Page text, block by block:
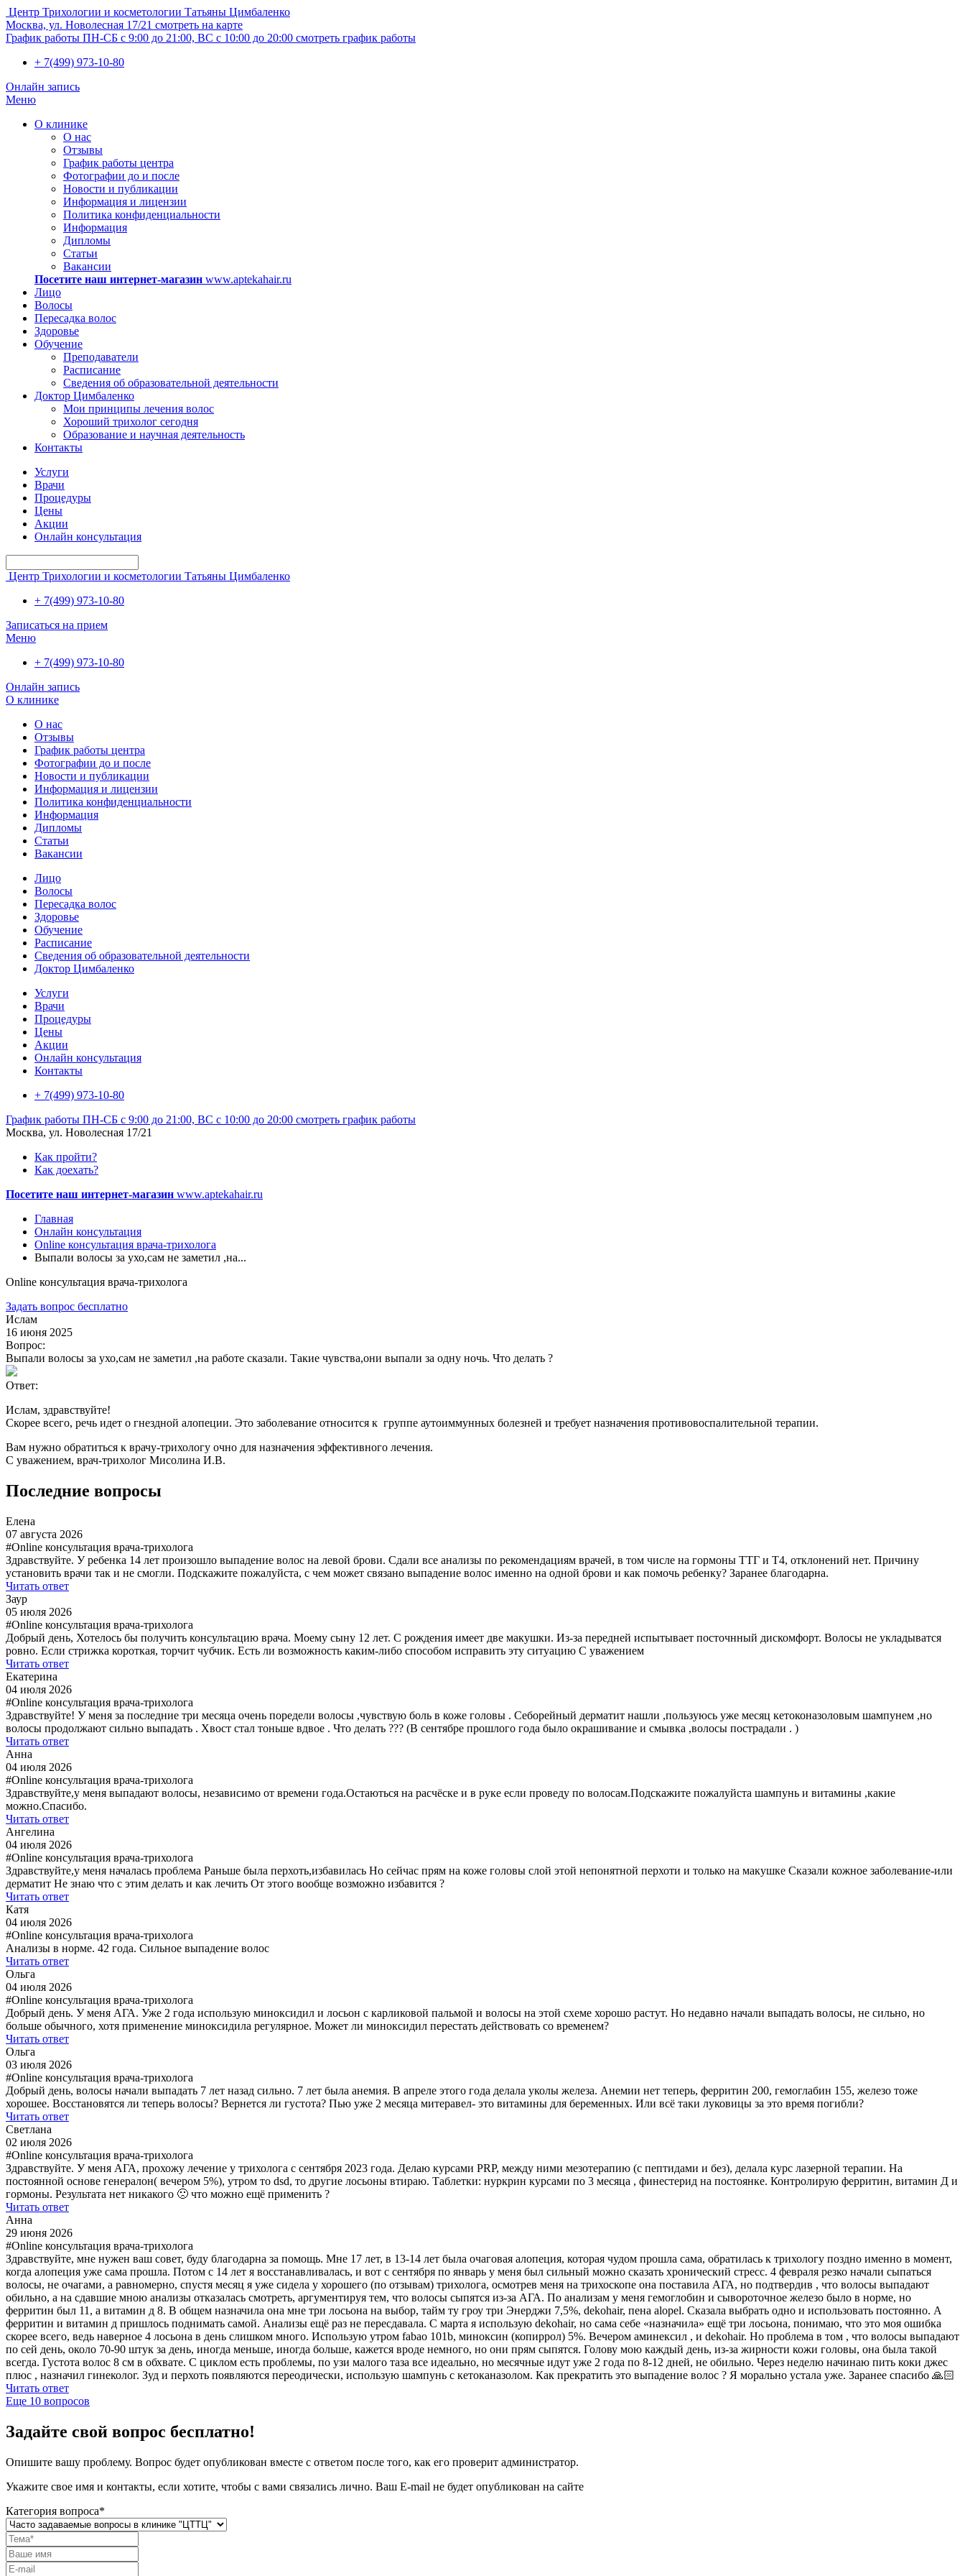
Центр Трихологии и косметологии Татьяны Цимбаленко
Москва, ул. Новолесная 17/21 смотреть на карте
График работы ПН-СБ с 9:00 до 21:00, ВС с 10:00 до 20:00 смотреть график работы
+ 7(499) 973-10-80
Онлайн запись
Меню
О клинике
О нас
Отзывы
График работы центра
Фотографии до и после
Новости и публикации
Информация и лицензии
Политика конфиденциальности
Информация
Дипломы
Статьи
Вакансии
Посетите наш интернет-магазин www.aptekahair.ru
Лицо
Волосы
Пересадка волос
Здоровье
Обучение
Преподаватели
Расписание
Сведения об образовательной деятельности
Доктор Цимбаленко
Мои принципы лечения волос
Хороший трихолог сегодня
Образование и научная деятельность
Контакты
Услуги
Врачи
Процедуры
Цены
Акции
Онлайн консультация
Центр Трихологии и косметологии Татьяны Цимбаленко
+ 7(499) 973-10-80
Записаться на прием
Меню
+ 7(499) 973-10-80
Онлайн запись
О клинике
О нас
Отзывы
График работы центра
Фотографии до и после
Новости и публикации
Информация и лицензии
Политика конфиденциальности
Информация
Дипломы
Статьи
Вакансии
Лицо
Волосы
Пересадка волос
Здоровье
Обучение
Расписание
Сведения об образовательной деятельности
Доктор Цимбаленко
Услуги
Врачи
Процедуры
Цены
Акции
Онлайн консультация
Контакты
+ 7(499) 973-10-80
График работы ПН-СБ с 9:00 до 21:00, ВС с 10:00 до 20:00 смотреть график работы
Москва, ул. Новолесная 17/21
Как пройти?
Как доехать?
Посетите наш интернет-магазин www.aptekahair.ru
Главная
Онлайн консультация
Online консультация врача-трихолога
Выпали волосы за ухо,сам не заметил ,на...
Online консультация врача-трихолога
Задать вопрос бесплатно
Ислам
16 июня 2025
Вопрос:
Выпали волосы за ухо,сам не заметил ,на работе сказали. Такие чувства,они выпали за одну ночь. Что делать ?
Ответ:
Ислам, здравствуйте!
Скорее всего, речь идет о гнездной алопеции. Это заболевание относится к группе аутоиммунных болезней и требует назначения противовоспалительной терапии.
Вам нужно обратиться к врачу-трихологу очно для назначения эффективного лечения.
С уважением, врач-трихолог Мисолина И.В.
Последние вопросы
Елена
07 августа 2026
#Online консультация врача-трихолога
Здравствуйте. У ребенка 14 лет произошло выпадение волос на левой брови. Сдали все анализы по рекомендациям врачей, в том числе на гормоны ТТГ и Т4, отклонений нет. Причину
установить врачи так и не смогли. Подскажите пожалуйста, с чем может связано выпадение волос именно на одной брови и как помочь ребенку? Заранее благодарна.
Читать ответ
Заур
05 июля 2026
#Online консультация врача-трихолога
Добрый день, Хотелось бы получить консультацию врача. Моему сыну 12 лет. С рождения имеет две макушки. Из-за передней испытывает посточнный дискомфорт. Волосы не укладыватся
ровно. Если стрижка короткая, торчит чубчик. Есть ли возможность каким-либо способом исправить эту ситуацию С уважением
Читать ответ
Екатерина
04 июля 2026
#Online консультация врача-трихолога
Здравствуйте! У меня за последние три месяца очень поредели волосы ,чувствую боль в коже головы . Себорейный дерматит нашли ,пользуюсь уже месяц кетоконазоловым шампунем ,но
волосы продолжают сильно выпадать . Хвост стал тоньше вдвое . Что делать ??? (В сентябре прошлого года было окрашивание и смывка ,волосы пострадали . )
Читать ответ
Анна
04 июля 2026
#Online консультация врача-трихолога
Здравствуйте,у меня выпадают волосы, независимо от времени года.Остаються на расчёске и в руке если проведу по волосам.Подскажите пожалуйста шампунь и витамины ,какие
можно.Спасибо.
Читать ответ
Ангелина
04 июля 2026
#Online консультация врача-трихолога
Здравствуйте,у меня началась проблема Раньше была перхоть,избавилась Но сейчас прям на коже головы слой этой непонятной перхоти и только на макушке Сказали кожное заболевание-или
дерматит Не знаю что с этим делать и как лечить От этого вообще возможно избавится ?
Читать ответ
Катя
04 июля 2026
#Online консультация врача-трихолога
Анализы в норме. 42 года. Сильное выпадение волос
Читать ответ
Ольга
04 июля 2026
#Online консультация врача-трихолога
Добрый день. У меня АГА. Уже 2 года использую миноксидил и лосьон с карликовой пальмой и волосы на этой схеме хорошо растут. Но недавно начали выпадать волосы, не сильно, но
больше обычного, хотя применение миноксидила регулярное. Может ли миноксидил перестать действовать со временем?
Читать ответ
Ольга
03 июля 2026
#Online консультация врача-трихолога
Добрый день, волосы начали выпадать 7 лет назад сильно. 7 лет была анемия. В апреле этого года делала уколы железа. Анемии нет теперь, ферритин 200, гемоглабин 155, железо тоже
хорошее. Восстановятся ли теперь волосы? Вернется ли густота? Пью уже 2 месяца митеравел- это витамины для беременных. Или всё таки луковицы за это время погибли?
Читать ответ
Светлана
02 июля 2026
#Online консультация врача-трихолога
Здравствуйте. У меня АГА, прохожу лечение у трихолога с сентября 2023 года. Делаю курсами PRP, между ними мезотерапию (с пептидами и без), делала курс лазерной терапии. На
постоянной основе генералон( вечером 5%), утром то dsd, то другие лосьоны втираю. Таблетки: нуркрин курсами по 3 месяца , финестерид на постоянке. Контролирую ферритин, витамин Д и
гормоны. Результата нет никакого 🙁 что можно ещё применить ?
Читать ответ
Анна
29 июня 2026
#Online консультация врача-трихолога
Здравствуйте, мне нужен ваш совет, буду благодарна за помощь. Мне 17 лет, в 13-14 лет была очаговая алопеция, которая чудом прошла сама, обратилась к трихологу поздно именно в момент,
когда алопеция уже сама прошла. Потом с 14 лет я восстанавливалась, и вот с сентября по январь у меня был сильный можно сказать хронический стресс. 4 февраля резко начали сыпаться
волосы, не очагами, а равномерно, спустя месяц я уже сидела у хорошего (по отзывам) трихолога, осмотрев меня на трихоскопе она поставила АГА, но подтвердив , что волосы выпадают
обильно, а на сдавшие мною анализы отказалась смотреть, аргументируя тем, что волосы сыпятся из-за АГА. По анализам у меня гемоглобин и сывороточное железо было в норме, но
ферритин был 11, а витамин д 8. В общем назначила она мне три лосьона на выбор, тайм ту гроу три Энерджи 7,5%, dekohair, пена alopel. Сказала выбрать одно и использовать постоянно. А
ферритин и витамин д пришлось поднимать самой. Анализы ещё раз не пересдавала. С марта я использую dekohair, но сама себе «назначила» ещё три лосьона, понимаю, что это моя ошибка
скорее всего, ведь наверное 4 лосьона в день слишком много. Использую утром fabao 101b, миноксин (копиррол) 5%. Вечером аминексил , и dekohair. Но проблема в том , что волосы выпадают
по сей день, около 70-90 штук за день, иногда меньше, иногда больше, кажется вроде немного, но они прям сыпятся. Голову мою каждый день, из-за жирности кожи головы, она была такой
всегда. Густота волос 8 см в обхвате. С циклом есть проблемы, по узи малого таза все идеально, но месячные идут уже 2 года по 8-12 дней, не обильно. Через неделю начинаю пить коки джес
плюс , назначил гинеколог. Зуд и перхоть появляются переодически, использую шампунь с кетоканазолом. Как прекратить это выпадение волос ? Я морально устала уже. Заранее спасибо 🙏🏻
Читать ответ
Еще 10 вопросов
Задайте свой вопрос бесплатно!
Опишите вашу проблему. Вопрос будет опубликован вместе с ответом после того, как его проверит администратор.
Укажите свое имя и контакты, если хотите, чтобы с вами связались лично. Ваш E-mail не будет опубликован на сайте
Категория вопроса*